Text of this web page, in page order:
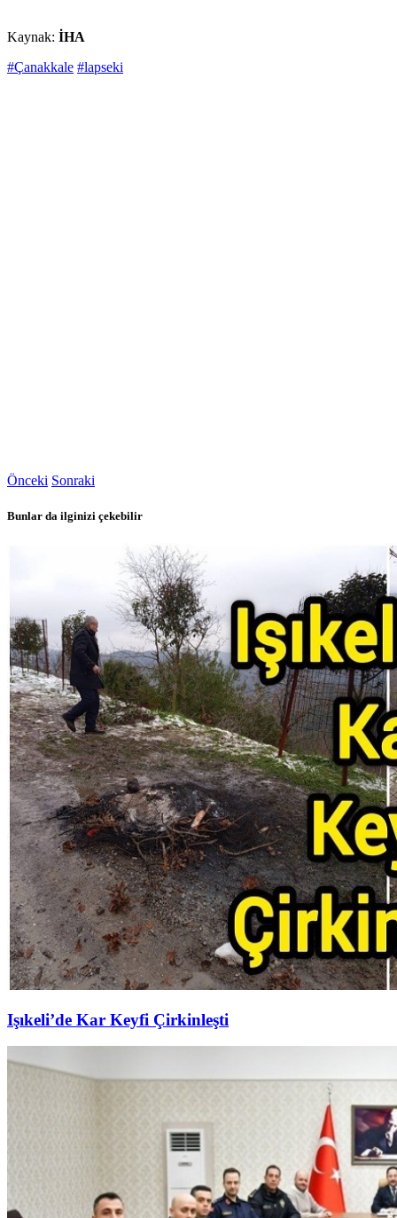
Kaynak: İHA
#Çanakkale #lapseki
Önceki Sonraki
Bunlar da ilginizi çekebilir
Işıkeli’de Kar Keyfi Çirkinleşti